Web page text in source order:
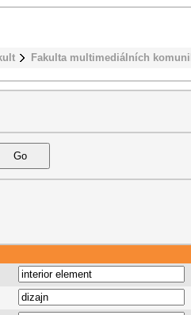
Fakulta multimediálních